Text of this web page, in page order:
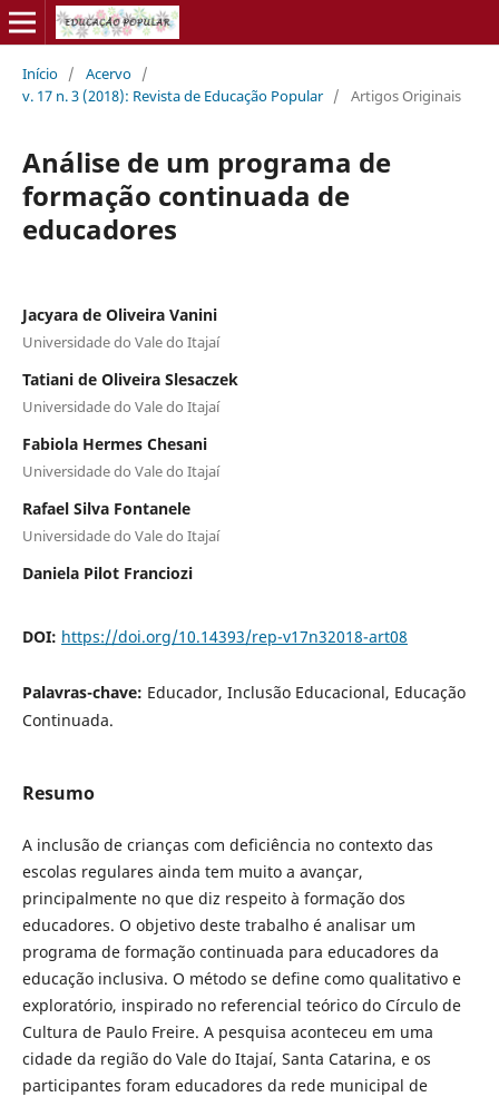
Início / Acervo /
v. 17 n. 3 (2018): Revista de Educação Popular / Artigos Originais
Análise de um programa de
formação continuada de
educadores
Jacyara de Oliveira Vanini
Universidade do Vale do Itajaí
Tatiani de Oliveira Slesaczek
Universidade do Vale do Itajaí
Fabiola Hermes Chesani
Universidade do Vale do Itajaí
Rafael Silva Fontanele
Universidade do Vale do Itajaí
Daniela Pilot Franciozi
DOI: https://doi.org/10.14393/rep-v17n32018-art08
Palavras-chave: Educador, Inclusão Educacional, Educação
Continuada.
Resumo
A inclusão de crianças com deficiência no contexto das
escolas regulares ainda tem muito a avançar,
principalmente no que diz respeito à formação dos
educadores. O objetivo deste trabalho é analisar um
programa de formação continuada para educadores da
educação inclusiva. O método se define como qualitativo e
exploratório, inspirado no referencial teórico do Círculo de
Cultura de Paulo Freire. A pesquisa aconteceu em uma
cidade da região do Vale do Itajaí, Santa Catarina, e os
participantes foram educadores da rede municipal de